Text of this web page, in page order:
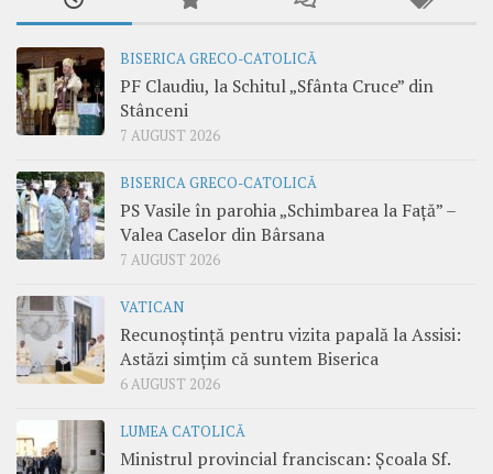
BISERICA GRECO-CATOLICĂ
PF Claudiu, la Schitul „Sfânta Cruce” din
Stânceni
7 AUGUST 2026
BISERICA GRECO-CATOLICĂ
PS Vasile în parohia „Schimbarea la Față” –
Valea Caselor din Bârsana
7 AUGUST 2026
VATICAN
Recunoștință pentru vizita papală la Assisi:
Astăzi simțim că suntem Biserica
6 AUGUST 2026
LUMEA CATOLICĂ
Ministrul provincial franciscan: Școala Sf.